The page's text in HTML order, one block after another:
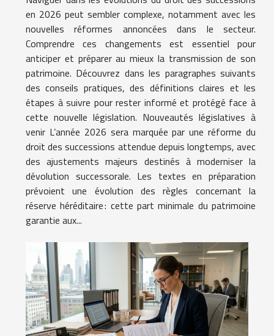
en 2026 peut sembler complexe, notamment avec les
nouvelles réformes annoncées dans le secteur.
Comprendre ces changements est essentiel pour
anticiper et préparer au mieux la transmission de son
patrimoine. Découvrez dans les paragraphes suivants
des conseils pratiques, des définitions claires et les
étapes à suivre pour rester informé et protégé face à
cette nouvelle législation. Nouveautés législatives à
venir L’année 2026 sera marquée par une réforme du
droit des successions attendue depuis longtemps, avec
des ajustements majeurs destinés à moderniser la
dévolution successorale. Les textes en préparation
prévoient une évolution des règles concernant la
réserve héréditaire : cette part minimale du patrimoine
garantie aux...